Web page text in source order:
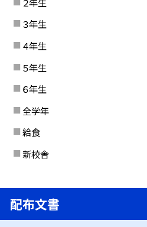
３年生
４年生
５年生
６年生
全学年
給食
新校舎
配布文書